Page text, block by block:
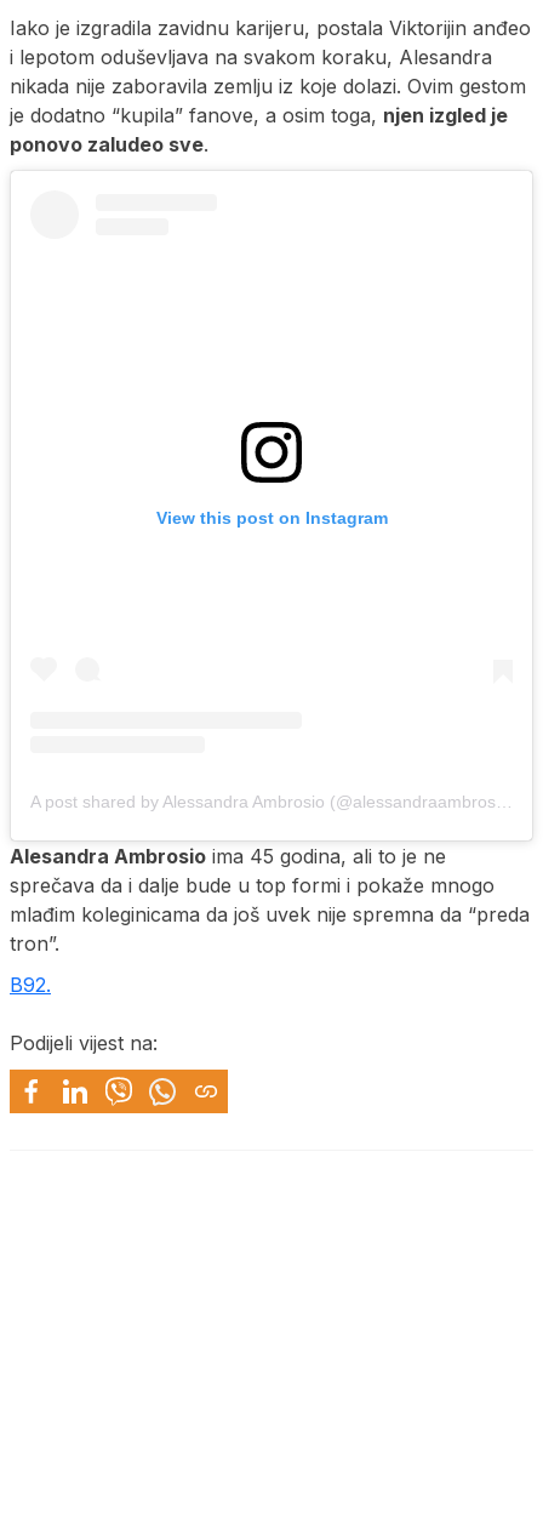
Iako je izgradila zavidnu karijeru, postala Viktorijin anđeo
i lepotom oduševljava na svakom koraku, Alesandra
nikada nije zaboravila zemlju iz koje dolazi. Ovim gestom
je dodatno “kupila” fanove, a osim toga, njen izgled je
ponovo zaludeo sve.
View this post on Instagram
Alesandra Ambrosio ima 45 godina, ali to je ne
sprečava da i dalje bude u top formi i pokaže mnogo
mlađim koleginicama da još uvek nije spremna da “preda
tron”.
B92.
Podijeli vijest na: